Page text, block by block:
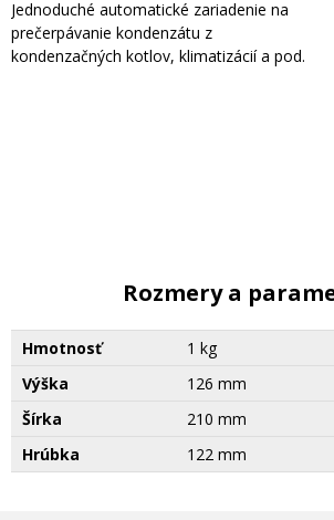
Jednoduché automatické zariadenie na
prečerpávanie kondenzátu z
kondenzačných kotlov, klimatizácií a pod.
Rozmery a
Hmotnosť
1 kg
Výška
126 mm
Šírka
210 mm
Hrúbka
122 mm